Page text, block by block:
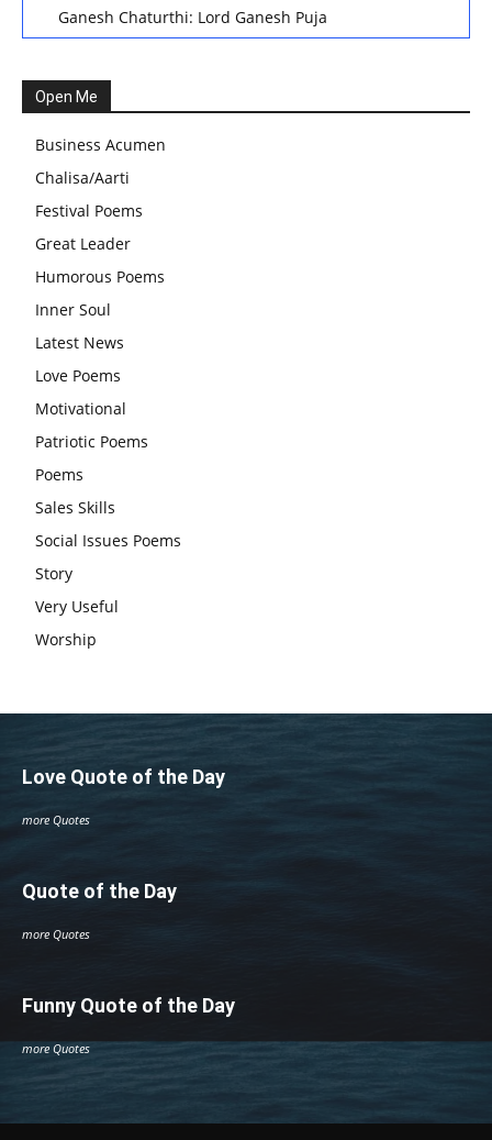
Ganesh Chaturthi: Lord Ganesh Puja
Festival: A Celebration of Tradition and Womanhood
स्वामी अवधेशानंद जी गिरि के जीवन सूत्र:किन चीजों के कारण लोग अशांत
और असंतुलित रहते हैं?
आज का जीवन मंत्र:महिलाएं पुरुषों से श्रेष्ठ होती हैं, हमेशा उनका सम्मान
करना चाहिए और उन्हें पूजनीय दृष्टि से देखना चाहिए
वट सावित्री पूजा विधि और कथा:इस व्रत में सौलह श्रृंगार से सजती हैं
महिलाएं, करती हैं देवी सावित्री और बरगद की पूजा
CBSE 12वीं परीक्षा रद्द होने का असर:बच्चों को अब फोकस कॉम्पिटिटिव
एग्जाम पर करना चाहिए, तनाव लेने की जरूरत नहीं
Open Me
Business Acumen
Chalisa/Aarti
Festival Poems
Great Leader
Humorous Poems
Inner Soul
Latest News
Love Poems
Motivational
Patriotic Poems
Poems
Sales Skills
Social Issues Poems
Story
Very Useful
Worship
Love Quote of the Day
more Quotes
Quote of the Day
more Quotes
Funny Quote of the Day
more Quotes